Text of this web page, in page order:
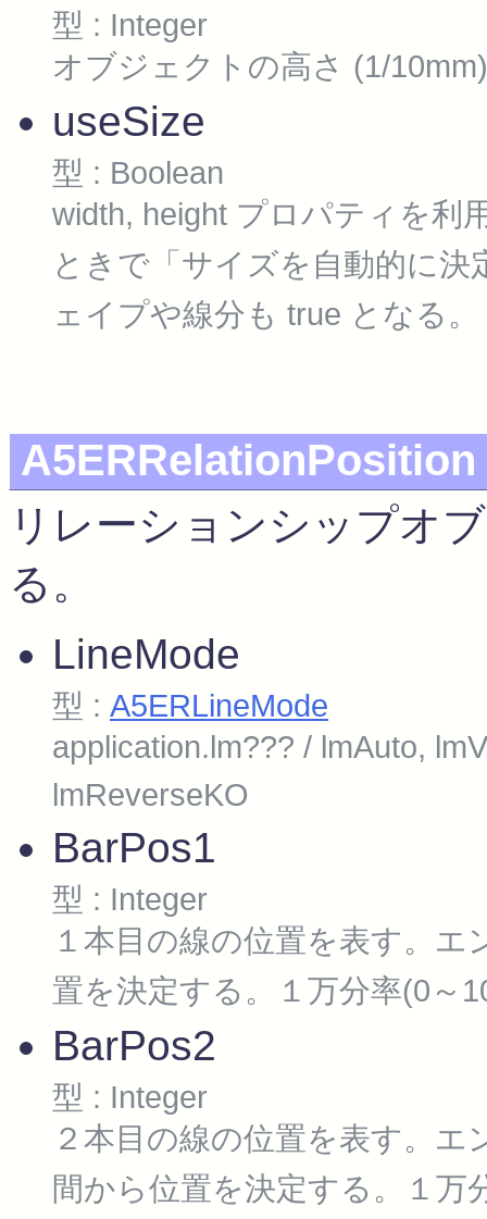
型 : Integer
オブジェクトの高さ (1/10mm)
useSize
型 : Boolean
width, height プロパティを利
ときで「サイズを自動的に
ェイプや線分も true となる。
A5ERRelationPosition
リレーションシップオ
る。
LineMode
型 : A5ERLineMode
application.lm??? / lmAuto,
lmReverseKO
BarPos1
型 : Integer
１本目の線の位置を表す。
置を決定する。１万分率(0～
BarPos2
型 : Integer
２本目の線の位置を表す。
間から位置を決定する。１万